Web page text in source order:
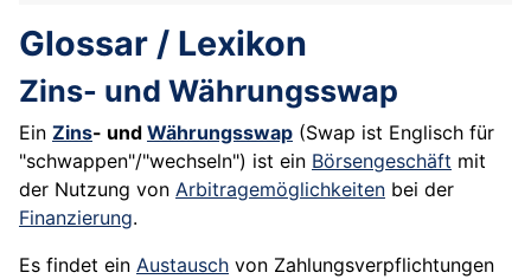
Glossar / Lexikon
Zins- und Währungsswap
Ein Zins- und Währungsswap (Swap ist Englisch für
"schwappen"/"wechseln") ist ein Börsengeschäft mit
der Nutzung von Arbitragemöglichkeiten bei der
Finanzierung.
Es findet ein Austausch von Zahlungsverpflichtungen